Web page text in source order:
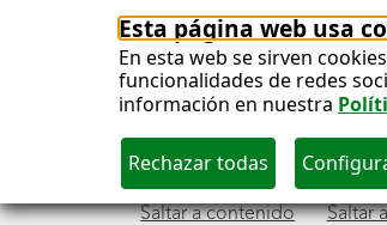
Esta página web usa
En esta web se sirven
funcionalidades de redes
información en nuestra
Saltar a contenido Saltar